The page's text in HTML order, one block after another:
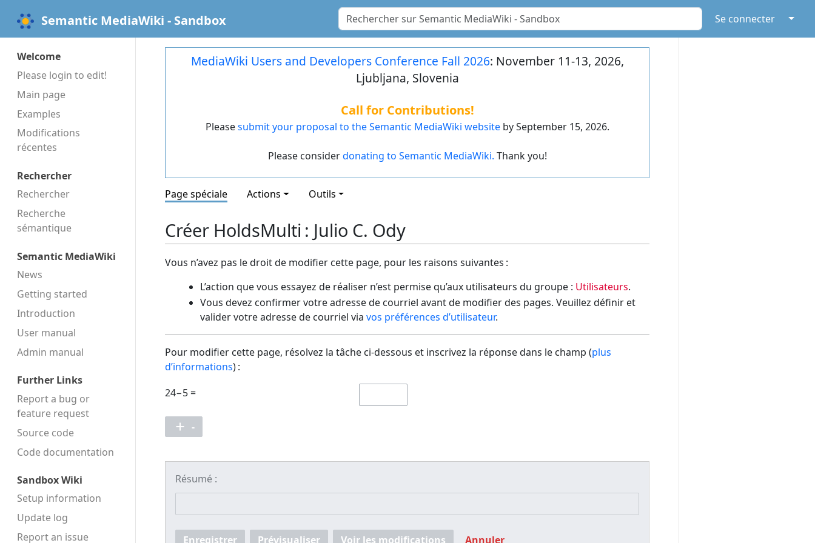
Semantic MediaWiki - Sandbox Se connecter ↓
Welcome
Please login to edit!
Main page
Examples
Modifications
récentes
Rechercher
Rechercher
Recherche
sémantique
Semantic MediaWiki
News
Getting started
Introduction
User manual
Admin manual
Further Links
Report a bug or
feature request
Source code
Code docu­mentation
Sandbox Wiki
Setup information
Update log
Report an issue
MediaWiki Users and Developers Conference Fall 2026: November 11-13, 2026,
Ljubljana, Slovenia
Call for Contributions!
Pleasesubmit your proposal to the Semantic MediaWiki websiteby September 15, 2026.
Please considerdonating to Semantic MediaWiki. Thank you!
Page spéciale Actions Outils
Créer HoldsMulti : Julio C. Ody
Vous n’avez pas le droit de modifier cette page, pour les raisons suivantes :
L’action que vous essayez de réaliser n’est permise qu’aux utilisateurs du groupe : Utilisateurs.
Vous devez confirmer votre adresse de courriel avant de modifier des pages. Veuillez définir et
valider votre adresse de courriel via vos préférences d’utilisateur.
Pour modifier cette page, résolvez la tâche ci-dessous et inscrivez la réponse dans le champ (plus
d’informations) :
24−5 =
-
Résumé :
Enregistrer Prévisualiser Voir les modifications Annuler